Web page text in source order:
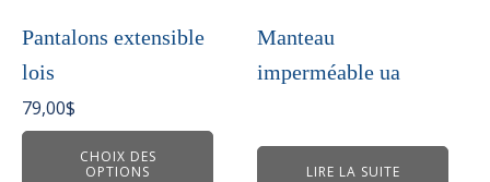
Pantalons extensible
lois
79,00$
CHOIX DES
OPTIONS
variations.
options
peuvent
être
Manteau
imperméable ua
LIRE LA SUITE